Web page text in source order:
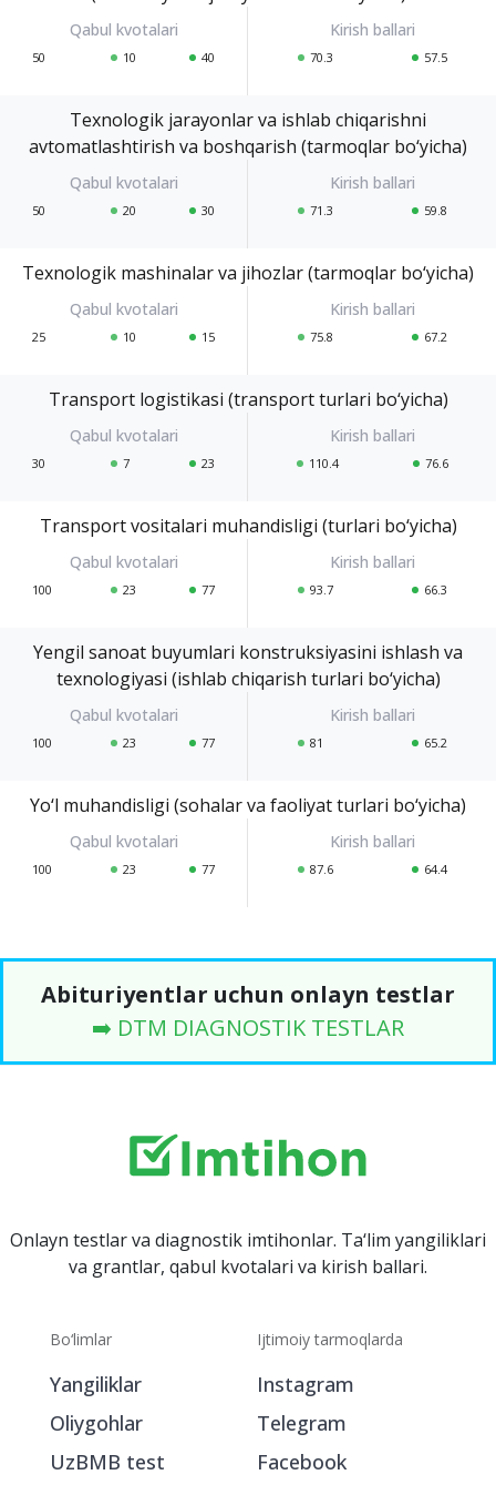
50 10 40 70.3 57.5
Texnologik jarayonlar va ishlab chiqarishni
avtomatlashtirish va boshqarish (tarmoqlar bo‘yicha)
50 20 30 71.3 59.8
Texnologik mashinalar va jihozlar (tarmoqlar bo‘yicha)
25 10 15 75.8 67.2
Transport logistikasi (transport turlari bo‘yicha)
30 7 23 110.4 76.6
Transport vositalari muhandisligi (turlari bo‘yicha)
100 23 77 93.7 66.3
Yengil sanoat buyumlari konstruksiyasini ishlash va
texnologiyasi (ishlab chiqarish turlari bo‘yicha)
100 23 77 81 65.2
Yo‘l muhandisligi (sohalar va faoliyat turlari bo‘yicha)
100 23 77 87.6 64.4
Abituriyentlar uchun onlayn testlar
➡️ DTM DIAGNOSTIK TESTLAR
Onlayn testlar va diagnostik imtihonlar. Ta‘lim yangiliklari
va grantlar, qabul kvotalari va kirish ballari.
Bo‘limlar
Yangiliklar
Oliygohlar
UzBMB test
Ijtimoiy tarmoqlarda
Instagram
Telegram
Facebook